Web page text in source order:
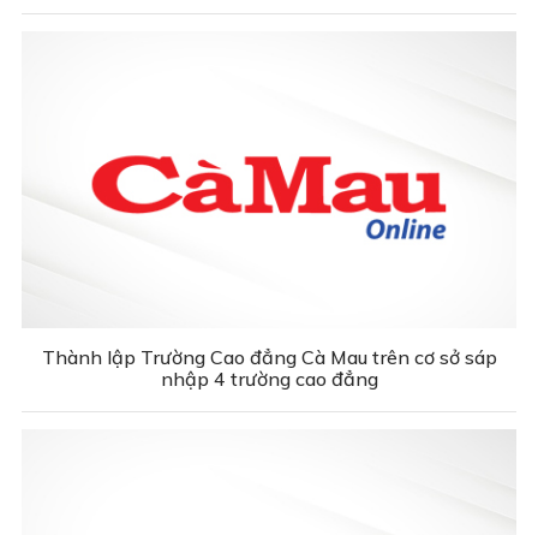
Thành lập Trường Cao đẳng Cà Mau trên cơ sở sáp
nhập 4 trường cao đẳng